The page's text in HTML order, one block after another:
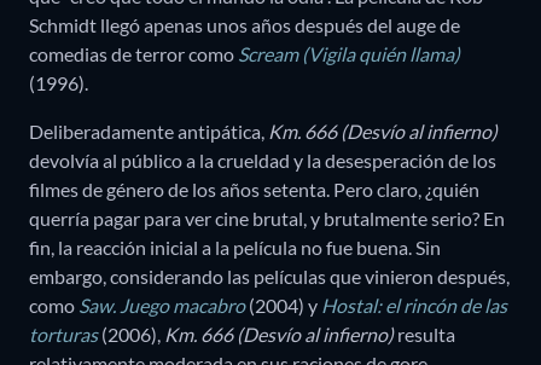
Schmidt llegó apenas unos años después del auge de
comedias de terror como Scream (Vigila quién llama)
(1996).
Deliberadamente antipática, Km. 666 (Desvío al infierno)
devolvía al público a la crueldad y la desesperación de los
filmes de género de los años setenta. Pero claro, ¿quién
querría pagar para ver cine brutal, y brutalmente serio? En
fin, la reacción inicial a la película no fue buena. Sin
embargo, considerando las películas que vinieron después,
como Saw. Juego macabro(2004) y Hostal: el rincón de las
torturas(2006), Km. 666 (Desvío al infierno)resulta